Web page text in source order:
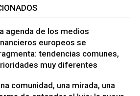
agenda de los medios
europeos se
tendencias comunes,
muy diferentes
comunidad, una mirada, una